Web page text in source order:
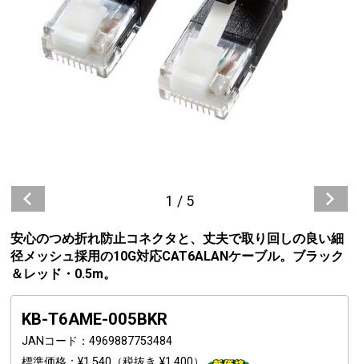
1 / 5
安心のつめ折れ防止コネクタと、丈夫で取り回しの良い細
径メッシュ採用の10G対応CAT6ALANケーブル。ブラック
＆レッド・0.5m。
KB-T6AME-005BKR
JANコード
4969887753484